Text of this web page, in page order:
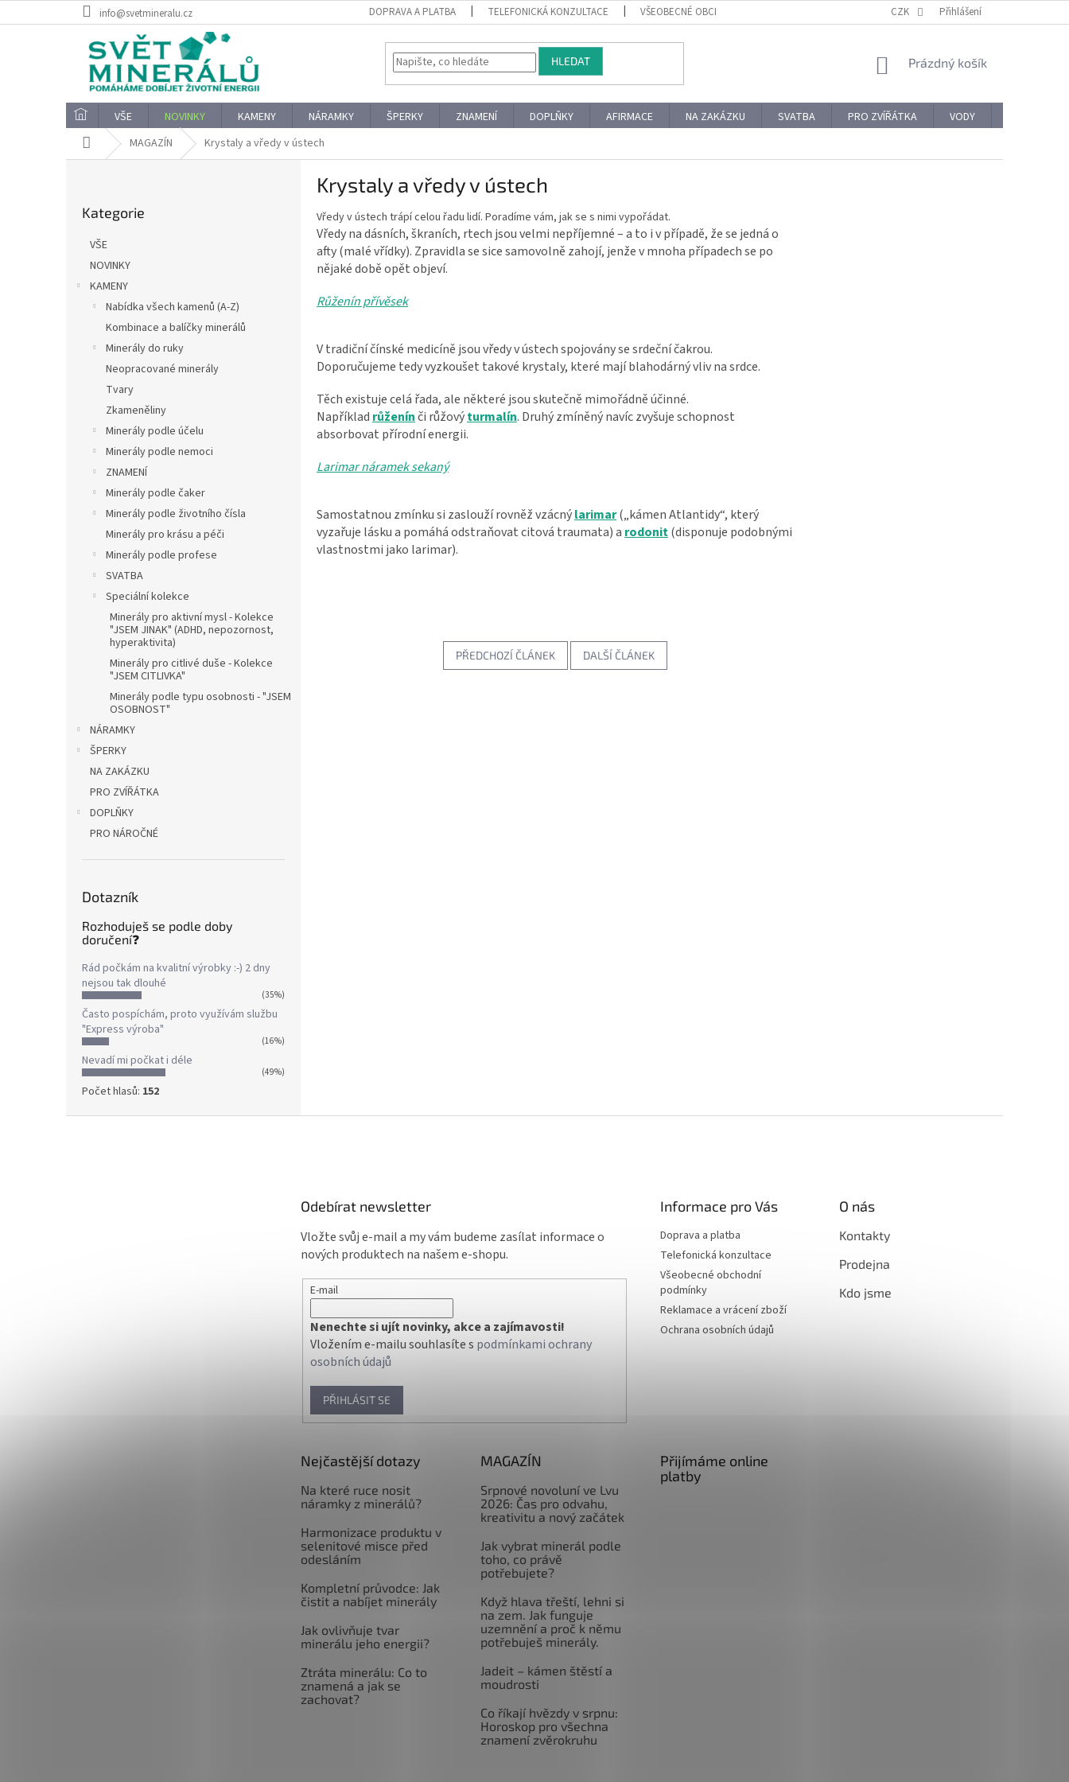
na
info@svetmineralu.cz DOPRAVA A PLATBA TELEFONICKÁ KONZULTACE VŠEOBECNÉ OBCHODNÍ PODMÍNKY REKLAMACE A VRÁCENÍ ZBOŽÍ
CZK Přihlášení
HLEDAT
NÁKUPNÍ
Prázdný košík
VŠE NOVINKY KAMENY NÁRAMKY ŠPERKY ZNAMENÍ DOPLŇKY AFIRMACE NA ZAKÁZKU SVATBA PRO ZVÍŘÁTKA VODY
Domů MAGAZÍN Krystaly a vředy v ústech
kategorie
Kategorie
VŠE
NOVINKY
KAMENY
Nabídka všech kamenů (A-Z)
Kombinace a balíčky minerálů
Minerály do ruky
Neopracované minerály
Tvary
Zkameněliny
Minerály podle účelu
Minerály podle nemoci
ZNAMENÍ
Minerály podle čaker
Minerály podle životního čísla
Minerály pro krásu a péči
Minerály podle profese
SVATBA
Speciální kolekce
Minerály pro aktivní mysl - Kolekce
"JSEM JINAK" (ADHD, nepozornost,
hyperaktivita)
Minerály pro citlivé duše - Kolekce
"JSEM CITLIVKA"
Minerály podle typu osobnosti - "JSEM
OSOBNOST"
NÁRAMKY
ŠPERKY
NA ZAKÁZKU
PRO ZVÍŘÁTKA
DOPLŇKY
PRO NÁROČNÉ
Dotazník
Rozhoduješ se podle doby
doručení❓
Rád počkám na kvalitní výrobky :-) 2 dny
nejsou tak dlouhé
(35%)
Často pospíchám, proto využívám službu
"Express výroba"
(16%)
Nevadí mi počkat i déle
(49%)
Počet hlasů: 152
Krystaly a vředy v ústech
Vředy v ústech trápí celou řadu lidí. Poradíme vám, jak se s nimi vypořádat.
Vředy na dásních, škraních, rtech jsou velmi nepříjemné – a to i v případě, že se jedná o
afty (malé vřídky). Zpravidla se sice samovolně zahojí, jenže v mnoha případech se po
nějaké době opět objeví.
Růženín přívěsek
V tradiční čínské medicíně jsou vředy v ústech spojovány se srdeční čakrou.
Doporučujeme tedy vyzkoušet takové krystaly, které mají blahodárný vliv na srdce.
Těch existuje celá řada, ale některé jsou skutečně mimořádně účinné.
Například růženínči růžovýturmalín. Druhý zmíněný navíc zvyšuje schopnost
absorbovat přírodní energii.
Larimar náramek sekaný
Samostatnou zmínku si zaslouží rovněž vzácnýlarimar(„kámen Atlantidy“, který
vyzařuje lásku a pomáhá odstraňovat citová traumata) a rodonit(disponuje podobnými
vlastnostmi jako larimar).
PŘEDCHOZÍ ČLÁNEK DALŠÍ ČLÁNEK
Odebírat newsletter
Vložte svůj e-mail a my vám budeme zasílat informace o
nových produktech na našem e-shopu.
E-mail
Nenechte si ujít novinky, akce a zajímavosti!
Vložením e-mailu souhlasíte s podmínkami ochrany
osobních údajů
PŘIHLÁSIT SE
Informace pro Vás
Doprava a platba
Telefonická konzultace
Všeobecné obchodní
podmínky
Reklamace a vrácení zboží
Ochrana osobních údajů
O nás
Kontakty
Prodejna
Kdo jsme
Nejčastější dotazy
Na které ruce nosit
náramky z minerálů?
Harmonizace produktu v
selenitové misce před
odesláním
Kompletní průvodce: Jak
čistit a nabíjet minerály
Jak ovlivňuje tvar
minerálu jeho energii?
Ztráta minerálu: Co to
znamená a jak se
zachovat?
MAGAZÍN
Srpnové novoluní ve Lvu
2026: Čas pro odvahu,
kreativitu a nový začátek
Jak vybrat minerál podle
toho, co právě
potřebujete?
Když hlava třeští, lehni si
na zem. Jak funguje
uzemnění a proč k němu
potřebuješ minerály.
Jadeit – kámen štěstí a
moudrosti
Co říkají hvězdy v srpnu:
Horoskop pro všechna
znamení zvěrokruhu
Přijímáme online
platby